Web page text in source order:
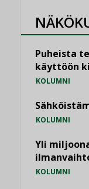
Puheista
käyttöön
KOLUMNI
KOLUMNI
Yli
KOLUMNI